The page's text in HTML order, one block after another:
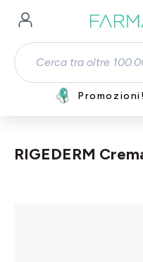
Passa al contenuto
Promozioni!
RIGEDERM